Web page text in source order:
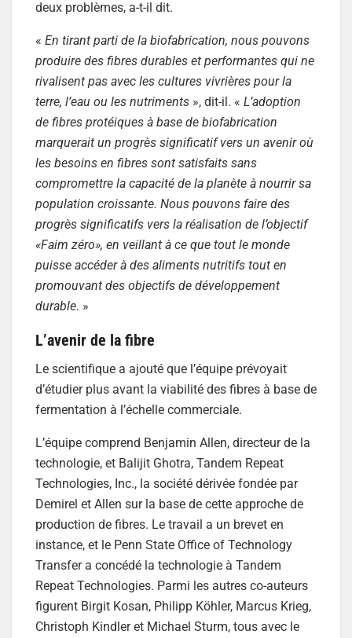
deux problèmes, a-t-il dit.
« En tirant parti de la biofabrication, nous pouvons
produire des fibres durables et performantes qui ne
rivalisent pas avec les cultures vivrières pour la
terre, l’eau ou les nutriments », dit-il. « L’adoption
de fibres protéiques à base de biofabrication
marquerait un progrès significatif vers un avenir où
les besoins en fibres sont satisfaits sans
compromettre la capacité de la planète à nourrir sa
population croissante. Nous pouvons faire des
progrès significatifs vers la réalisation de l’objectif
«Faim zéro», en veillant à ce que tout le monde
puisse accéder à des aliments nutritifs tout en
promouvant des objectifs de développement
durable. »
L’avenir de la fibre
Le scientifique a ajouté que l’équipe prévoyait
d’étudier plus avant la viabilité des fibres à base de
fermentation à l’échelle commerciale.
L’équipe comprend Benjamin Allen, directeur de la
technologie, et Balijit Ghotra, Tandem Repeat
Technologies, Inc., la société dérivée fondée par
Demirel et Allen sur la base de cette approche de
production de fibres. Le travail a un brevet en
instance, et le Penn State Office of Technology
Transfer a concédé la technologie à Tandem
Repeat Technologies. Parmi les autres co-auteurs
figurent Birgit Kosan, Philipp Köhler, Marcus Krieg,
Christoph Kindler et Michael Sturm, tous avec le